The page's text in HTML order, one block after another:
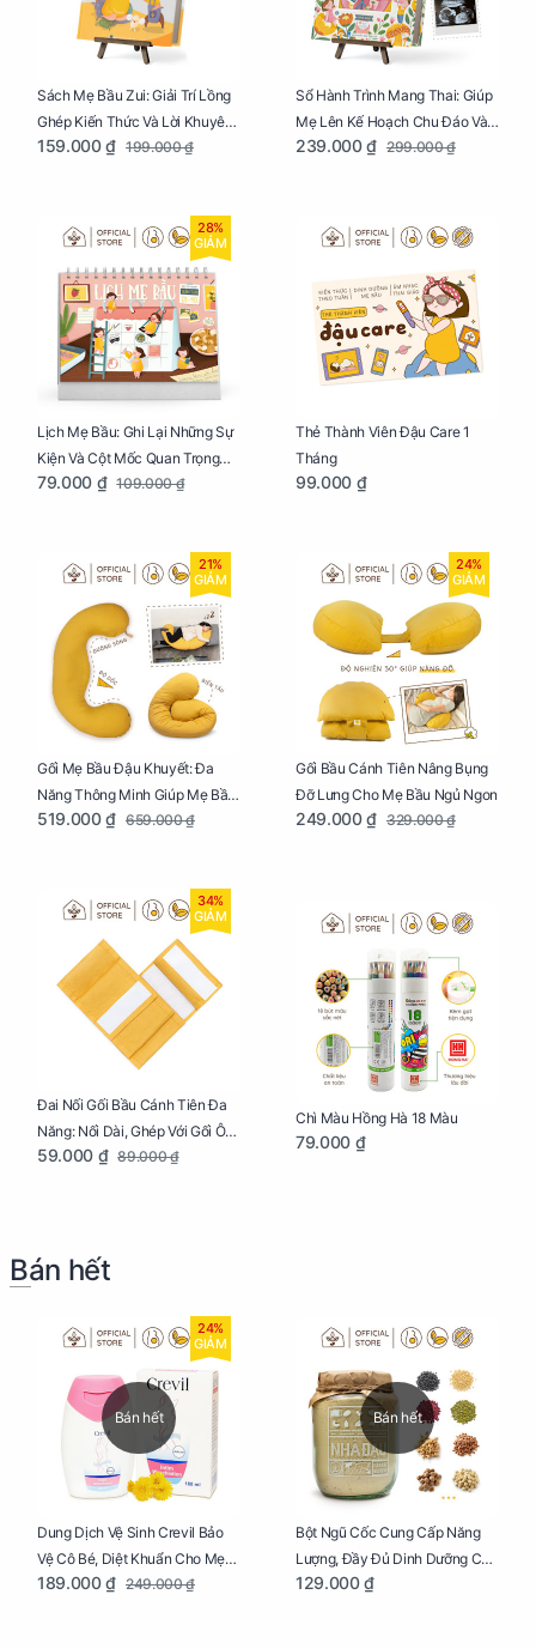
Sách Mẹ Bầu Zui: Giải Trí Lồng
Ghép Kiến Thức Và Lời Khuyên
Mang Thai Bổ Ích
159.000 ₫ 199.000 ₫
Sổ Hành Trình Mang Thai: Giúp
Mẹ Lên Kế Hoạch Chu Đáo Và
Lưu Giữ Kỷ Niệm Mang Thai
239.000 ₫ 299.000 ₫
28%
GIẢM
Lịch Mẹ Bầu: Ghi Lại Những Sự
Kiện Và Cột Mốc Quan Trọng
Của Mẹ Và Bé
79.000 ₫ 109.000 ₫
Thẻ Thành Viên Đậu Care 1
Tháng
99.000 ₫
21%
GIẢM
Gối Mẹ Bầu Đậu Khuyết: Đa
Năng Thông Minh Giúp Mẹ Bầu
Ngủ Ngon, Cho Bé Bú Sau Sinh
519.000 ₫ 659.000 ₫
24%
GIẢM
Gối Bầu Cánh Tiên Nâng Bụng
Đỡ Lưng Cho Mẹ Bầu Ngủ Ngon
249.000 ₫ 329.000 ₫
34%
GIẢM
Đai Nối Gối Bầu Cánh Tiên Đa
Năng: Nối Dài, Ghép Với Gối Ôm
Dễ Dàng
59.000 ₫ 89.000 ₫
Chì Màu Hồng Hà 18 Màu
79.000 ₫
Bán hết
Bán hết
24%
GIẢM
Dung Dịch Vệ Sinh Crevil Bảo
Vệ Cô Bé, Diệt Khuẩn Cho Mẹ
Bầu Chai 100ml
189.000 ₫ 249.000 ₫
Bán hết
Bột Ngũ Cốc Cung Cấp Năng
Lượng, Đầy Đủ Dinh Dưỡng Cho
Mẹ Bầu Hũ 250g
129.000 ₫